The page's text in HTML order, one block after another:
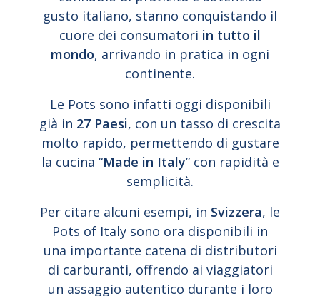
gusto italiano, stanno conquistando il
cuore dei consumatori in tutto il
mondo, arrivando in pratica in ogni
continente.
Le Pots sono infatti oggi disponibili
già in 27 Paesi, con un tasso di crescita
molto rapido, permettendo di gustare
la cucina “Made in Italy” con rapidità e
semplicità.
Per citare alcuni esempi, in Svizzera, le
Pots of Italy sono ora disponibili in
una importante catena di distributori
di carburanti, offrendo ai viaggiatori
un assaggio autentico durante i loro